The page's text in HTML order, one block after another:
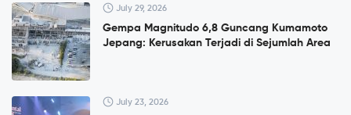
July 29, 2026
Gempa Magnitudo 6,8 Guncang Kumamoto
Jepang: Kerusakan Terjadi di Sejumlah Area
July 23, 2026